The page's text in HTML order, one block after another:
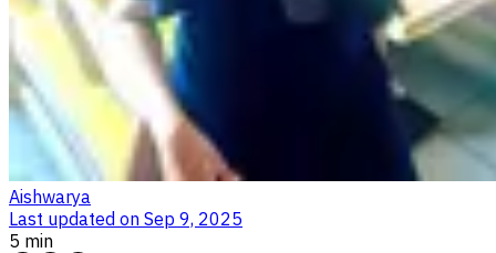
Aishwarya
Last updated on Sep 9, 2025
5 min